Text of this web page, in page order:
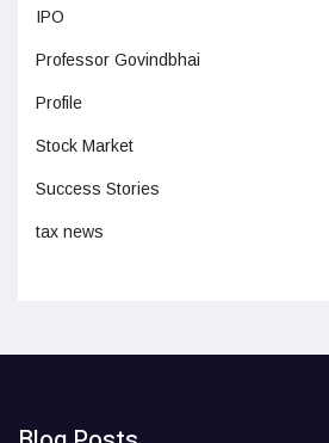
IPO
Professor Govindbhai
Profile
Stock Market
Success Stories
tax news